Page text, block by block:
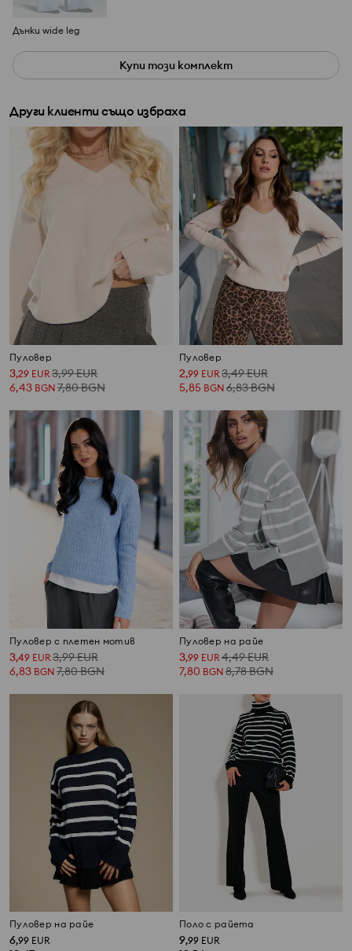
Дънки wide leg
Купи този комплект
Други клиенти също избраха
Пуловер
3,29 EUR3,99EUR
6,43 BGN 7,80BGN
Пуловер
2,99 EUR3,49EUR
5,85 BGN 6,83BGN
Пуловер с плетен мотив
3,49 EUR 3,99EUR
6,83 BGN 7,80BGN
Пуловер на райе
3,99 EUR 4,49EUR
7,80 BGN 8,78BGN
Пуловер на райе
6,99 EUR
Поло с райета
9,99 EUR